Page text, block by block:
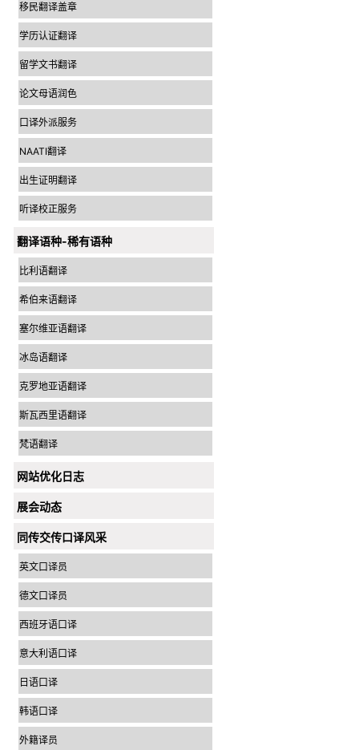
移民翻译盖章
学历认证翻译
留学文书翻译
论文母语润色
口译外派服务
NAATI翻译
出生证明翻译
听译校正服务
翻译语种-稀有语种
比利语翻译
希伯来语翻译
塞尔维亚语翻译
冰岛语翻译
克罗地亚语翻译
斯瓦西里语翻译
梵语翻译
网站优化日志
展会动态
同传交传口译风采
英文口译员
德文口译员
西班牙语口译
意大利语口译
日语口译
韩语口译
外籍译员